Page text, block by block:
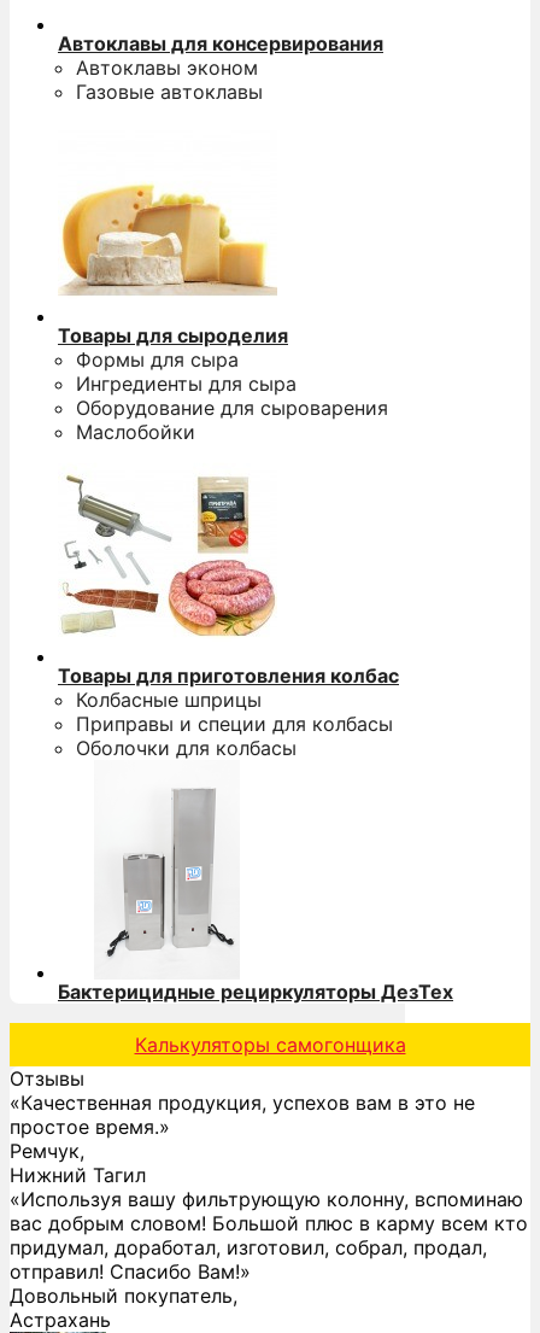
Автоклавы для консервирования
Автоклавы эконом
Газовые автоклавы
Товары для сыроделия
Формы для сыра
Ингредиенты для сыра
Оборудование для сыроварения
Маслобойки
Товары для приготовления колбас
Колбасные шприцы
Приправы и специи для колбасы
Оболочки для колбасы
Бактерицидные рециркуляторы ДезТех
Калькуляторы самогонщика
Отзывы
«Качественная продукция, успехов вам в это не
простое время.»
Ремчук,
Нижний Тагил
«Используя вашу фильтрующую колонну, вспоминаю
вас добрым словом! Большой плюс в карму всем кто
придумал, доработал, изготовил, собрал, продал,
отправил! Спасибо Вам!»
Довольный покупатель,
Астрахань